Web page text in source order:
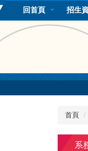
要
回首頁 招生
首頁
系